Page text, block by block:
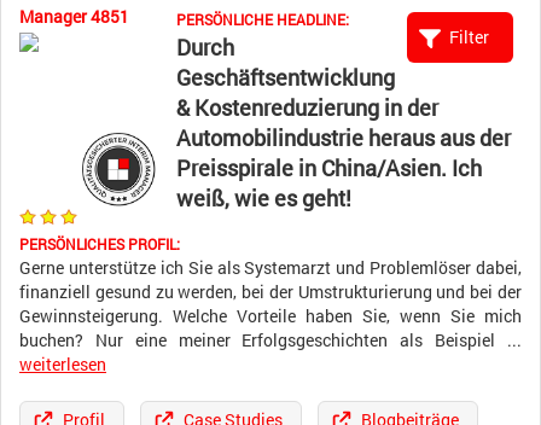
Manager 4851 PERSÖNLICHE HEADLINE:
Durch
Geschäftsentwicklung
& Kostenreduzierung in der
Automobilindustrie heraus aus der
Preisspirale in China/Asien. Ich
weiß, wie es geht!
PERSÖNLICHES PROFIL:
Gerne unterstütze ich Sie als Systemarzt und Problemlöser dabei,
finanziell gesund zu werden, bei der Umstrukturierung und bei der
Gewinnsteigerung. Welche Vorteile haben Sie, wenn Sie mich
buchen? Nur eine meiner Erfolgsgeschichten als Beispiel ...
weiterlesen
Profil Case Studies Blogbeiträge